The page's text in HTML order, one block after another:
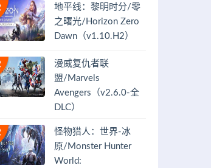
地平线：黎明时分/零
之曙光/Horizon Zero
Dawn（v1.10.H2）
漫威复仇者联
盟/Marvels
Avengers（v2.6.0-全
DLC）
怪物猎人：世界-冰
原/Monster Hunter
World: